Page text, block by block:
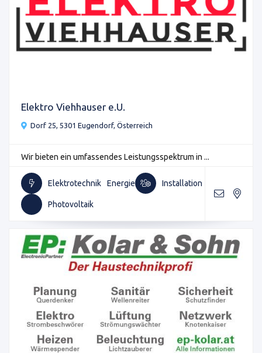
Elektro Viehhauser e.U.
Dorf 25, 5301 Eugendorf, Österreich
Wir bieten ein umfassendes Leistungsspektrum in ...
Elektrotechnik Energie Installation
Photovoltaik